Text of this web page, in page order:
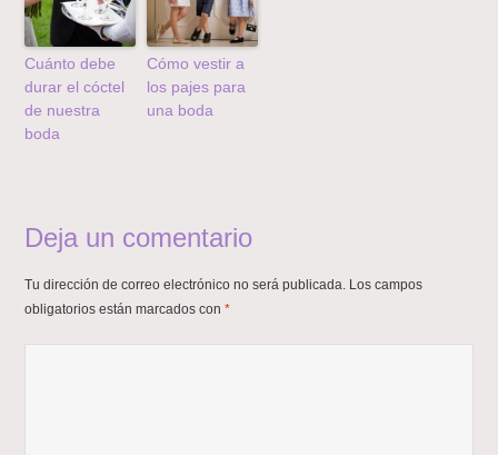
Cuánto debe
durar el cóctel
de nuestra
boda
Cómo vestir a
los pajes para
una boda
Deja un comentario
Tu dirección de correo electrónico no será publicada. Los campos
obligatorios están marcados con*